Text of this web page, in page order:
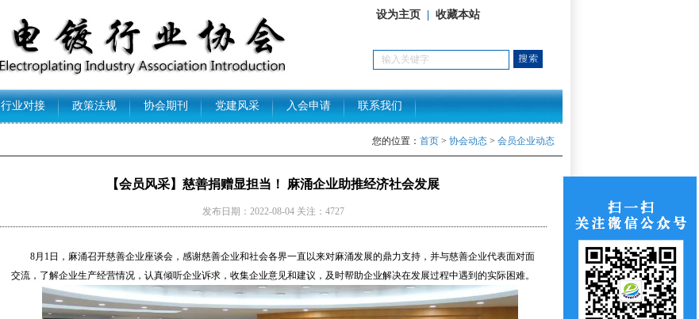
设为主页 收藏本站
行业对接 政策法规 协会期刊 党建风采 入会申请 联系我们
您的位置： 首页 > 协会动态 > 会员企业动态
【会员风采】慈善捐赠显担当！ 麻涌企业助推经济社会发展
发布日期：2022-08-04 关注：4727
8月1日，麻涌召开慈善企业座谈会，感谢慈善企业和社会各界一直以来对麻涌发展的鼎力支持，并与慈善企业代表面对面
交流，了解企业生产经营情况，认真倾听企业诉求，收集企业意见和建议，及时帮助企业解决在发展过程中遇到的实际困难。